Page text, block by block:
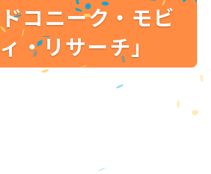
コニーク・モビ
・リサーチ」